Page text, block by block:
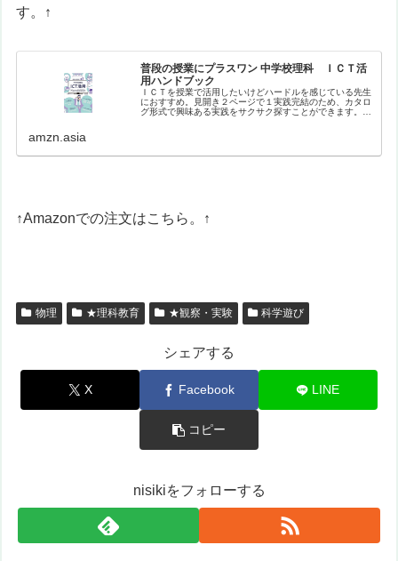
す。↑
普段の授業にプラスワン 中学校理科 ＩＣＴ活
用ハンドブック
ＩＣＴを授業で活用したいけどハードルを感じている先生
におすすめ。見開き２ページで１実践完結のため、カタロ
グ形式で興味ある実践をサクサク探すことができます。バ
amzn.asia
↑Amazonでの注文はこちら。↑
物理 ★理科教育 ★観察・実験 科学遊び
シェアする
X Facebook LINE
コピー
nisikiをフォローする